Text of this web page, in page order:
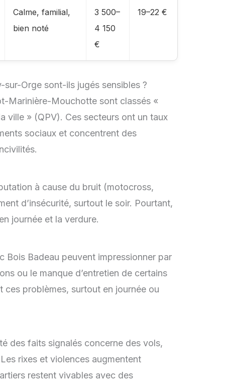
Calme, familial,
bien noté
3 500–
4 150
€
19–22 €
Orge sont-ils jugés sensibles ?
Marinière-Mouchotte sont classés «
ville » (QPV). Ces secteurs ont un taux
sociaux et concentrent des
à cause du bruit (motocross,
d’insécurité, surtout le soir. Pourtant,
journée et la verdure.
Bois Badeau peuvent impressionner par
ou le manque d’entretien de certains
ces problèmes, surtout en journée ou
des faits signalés concerne des vols,
rixes et violences augmentent
restent vivables avec des